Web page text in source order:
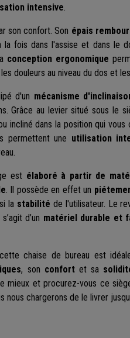
intensive.
son confort. Son épais
la fois dans l'assise et dans le
conception ergonomique
douleurs au niveau du dos et
d'un mécanisme
Grâce au levier situé sous le
incliné dans la position qui vous
permettent une utilisation
est élaboré à partir de
. Il possède en effet un
la stabilité de l'utilisateur. Le
d’un matériel durable et
chaise de bureau est
, son confortet sa
mieux et procurez-vous ce
chargerons de le livrer